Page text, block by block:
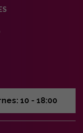
10 - 18:00